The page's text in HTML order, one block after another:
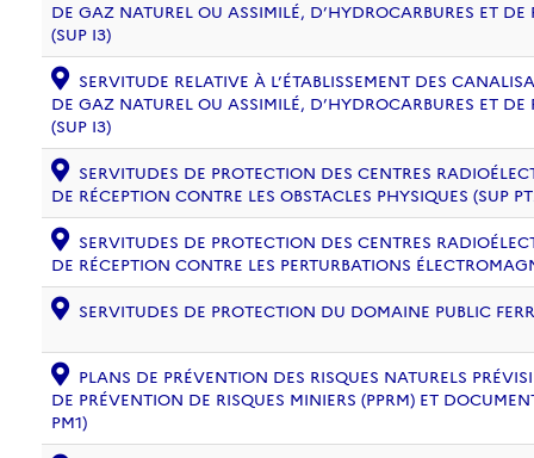
DE GAZ NATUREL OU ASSIMILÉ, D’HYDROCARBURES ET
(SUP I3)
SERVITUDE RELATIVE À L’ÉTABLISSEMENT DES
DE GAZ NATUREL OU ASSIMILÉ, D’HYDROCARBURES ET
(SUP I3)
SERVITUDES DE PROTECTION DES CENTRES
DE RÉCEPTION CONTRE LES OBSTACLES PHYSIQUES (SUP
SERVITUDES DE PROTECTION DES CENTRES
DE RÉCEPTION CONTRE LES PERTURBATIONS
SERVITUDES DE PROTECTION DU DOMAINE PUBLIC
PLANS DE PRÉVENTION DES RISQUES NATURELS
DE PRÉVENTION DE RISQUES MINIERS (PPRM) ET
PM1)